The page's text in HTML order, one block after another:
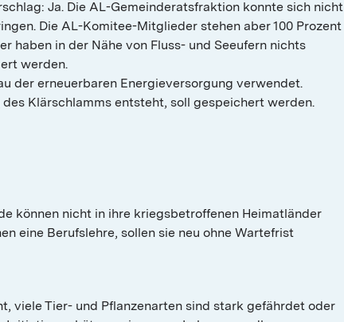
Ja. Die AL-Gemeinderatsfraktion konnte sich nicht
Die AL-Komitee-Mitglieder stehen aber 100 Prozent
haben in der Nähe von Fluss- und Seeufern nichts
werden.
der erneuerbaren Energieversorgung verwendet.
Klärschlamms entsteht, soll gespeichert werden.
können nicht in ihre kriegsbetroffenen Heimatländer
eine Berufslehre, sollen sie neu ohne Wartefrist
viele Tier- und Pflanzenarten sind stark gefährdet oder